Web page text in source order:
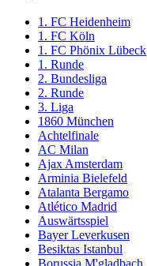
1. FC Heidenheim
1. FC Köln
1. FC Phönix Lübeck
1. Runde
2. Bundesliga
2. Runde
3. Liga
1860 München
Achtelfinale
AC Milan
Ajax Amsterdam
Arminia Bielefeld
Atalanta Bergamo
Atlético Madrid
Auswärtsspiel
Bayer Leverkusen
Besiktas Istanbul